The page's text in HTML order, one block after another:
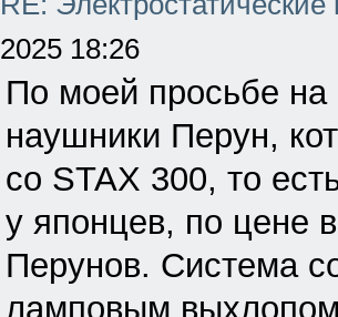
2025 18:26
По моей просьбе на
наушники Перун,
со STAX 300, то
у японцев, по цене
Перунов. Система
ламповым